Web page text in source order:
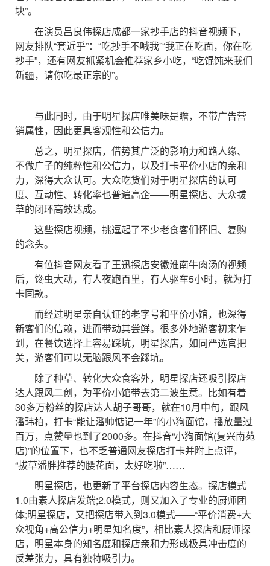
块”。
在演员吕良伟探店成都一家抄手店的抖音视频下，
网友排队“套近乎”：“吃抄手不喊我”“我正在吃面，你在吃
抄手”，还有网友抓紧机会推荐家乡小吃，“吃馄饨来我们
新疆，请你吃最正宗的”。
与此同时，由于明星探店唯美味是瞻，不带广告营
销属性，因此更具客观性和公信力。
总之，明星探店，借势其广泛的影响力和路人缘、
不做广子的纯粹性和公信力，以及打卡平价小店的亲和
力，深得大众认可。大众吃货们对于明星探店的认可
度、互动性、转化率也普遍高企——明星探店、大众拔
草的闭环高效达成。
这些探店视频，挑逗起了不少老食客们怀旧、复购
的念头。
有位抖音网友看了王迅探店安徽淮南牛肉汤的视频
后，馋虫大动，有人夜跑百里，有人驱车5小时，就为打
卡同款。
而经过明星亲自认证的老字号和平价小馆，也深得
新客们的信赖，进而带动其尝鲜。很多外地游客初来乍
到，在餐饮选择上容易踩坑，明星探店，如同严选官把
关，游客们可以无脑跟风不会踩坑。
除了种草、转化大众食客外，明星探店还吸引探店
达人跟风二创，为平价小馆带去第二波生意。比如有着
30多万粉丝的探店达人胡子哥哥，就在10月中旬，跟风
潘玮柏，打卡“能让潘帅惦记一年”的小狗面馆，播放量过
百万，点赞量也到了2000多。在抖音“小狗面馆(复兴南苑
店)”的位置下，也不乏普通网友探店打卡并附上点评，
“拔草潘胖推荐的腰花面，太好吃啦”……
明星探店，也更新了平台探店内容生态。探店模式
1.0由素人探店发端;2.0模式，则又加入了专业的厨师团
体;明星探店，又把探店带入到3.0模式——“平价消费+大
众视角+高公信力+明星知名度”，相比素人探店和厨师探
店，明星本身的知名度和探店亲和力形成极具冲击度的
反差张力，具有独特吸引力。